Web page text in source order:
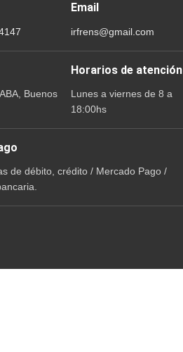
Email
irfrens@gmail.com
Buenos
Horarios de atención
Lunes a viernes de 8 a
18:00hs
de débito, crédito / Mercado Pago /